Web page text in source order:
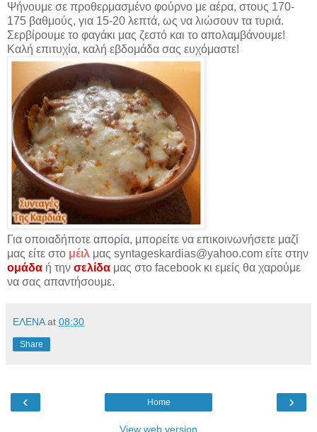
Ψήνουμε σε προθερμασμένο φούρνο με αέρα, στους 170-
175 βαθμούς, για 15-20 λεπτά, ως να λιώσουν τα τυριά.
Σερβίρουμε το φαγάκι μας ζεστό και το απολαμβάνουμε!
Καλή επιτυχία, καλή εβδομάδα σας ευχόμαστε!
Για οποιαδήποτε απορία, μπορείτε να επικοινωνήσετε μαζί
μας είτε στο μέιλ μας syntageskardias@yahoo.com είτε στην
ομάδα ή την σελίδα μας στο facebook κι εμείς θα χαρούμε
να σας απαντήσουμε.
ΕΛΕΝΑ at 08:30
Share
‹ ›
Home
View web version